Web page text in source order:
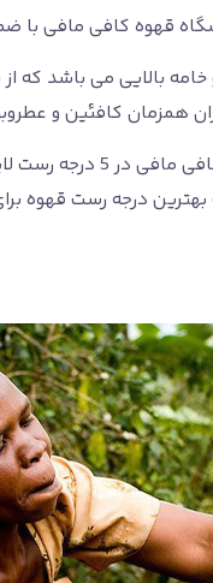
بالایی می باشد که
همزمان کافئین و
این دانه قهوه هم
بهترین درجه رست